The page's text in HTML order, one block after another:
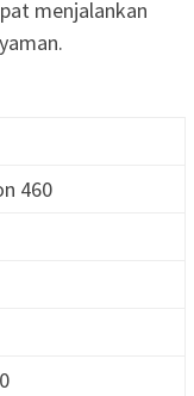
menjalankan
460